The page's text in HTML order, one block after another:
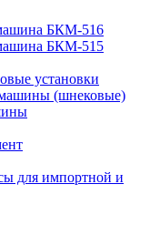
БКМ-516
БКМ-515
установки
(шнековые)
для импортной и